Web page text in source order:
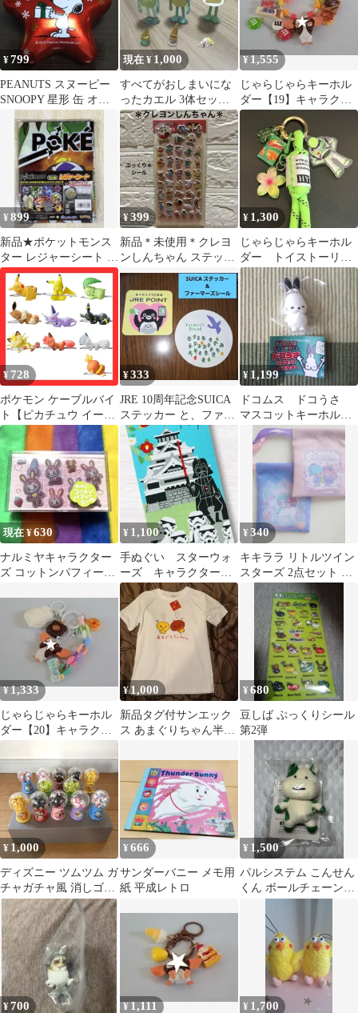
¥799
PEANUTS スヌーピー
SNOOPY 星形 缶 オー
ナメント
現在 ¥ 1,000
すべてがおしまいにな
ったカエル 3体セッ
ト ガチャガチャ
¥1,555
じゃらじゃらキーホル
ダー【19】キャラクタ
ー
¥899
新品★ポケットモンス
ター レジャーシート 1
人用
¥399
新品＊未使用＊クレヨ
ンしんちゃん ステッカ
ー シール ぷっくり 立
体 ましまろ
¥ 1,300
じゃらじゃらキーホル
ダー トイストーリ
ー チャーム キーホ
ルダー グリーン
¥ 728
ポケモン ケーブルバイ
ト【ピカチュウ イーブ
イ ブラッキー エーフィ
ニャース ロコン アチャ
モ チコリータ】タイプ
c ライトニング 充電ケ
ーブル ポケットモンス
ター キャラクター グッ
ズ ケーブル 保護 カバ
ー 断線防止 アクセサリ
ー かわいい おしゃれ
¥333
JRE 10周年記念SUICA
ステッカー と、ファー
マーズシール【新品】
¥ 1,199
ドコムス ドコうさ
マスコットキーホルダ
ー ガチャ 通常 う
さぎ フィギュア
現在 ¥630
ナルミヤキャラクター
ズ コットンパフィーシ
¥ 1,100
手ぬぐい スターウォ
ーズ キャラクター手
ぬぐい キャラクター
雑貨 てぬぐい
¥340
キキララ リトルツイン
スターズ 2点セット プ
チ巾着 サンリオ
¥1,333
じゃらじゃらキーホル
ダー【20】キャラクタ
ー
¥ 1,000
新品タグ付サンエック
ス あまぐりちゃん半袖
ンキューマート
¥680
豆しば ぷっくりシール
第2弾
¥ 1,000
ディズニー ツムツム ガ
チャガチャ風 消しゴム
12個セット
¥666
サンダーバニー メモ用
紙 平成レトロ
¥ 1,500
パルシステム こんせん
くん ボールチェーンマ
¥700 ¥1,111 ¥ 1,700